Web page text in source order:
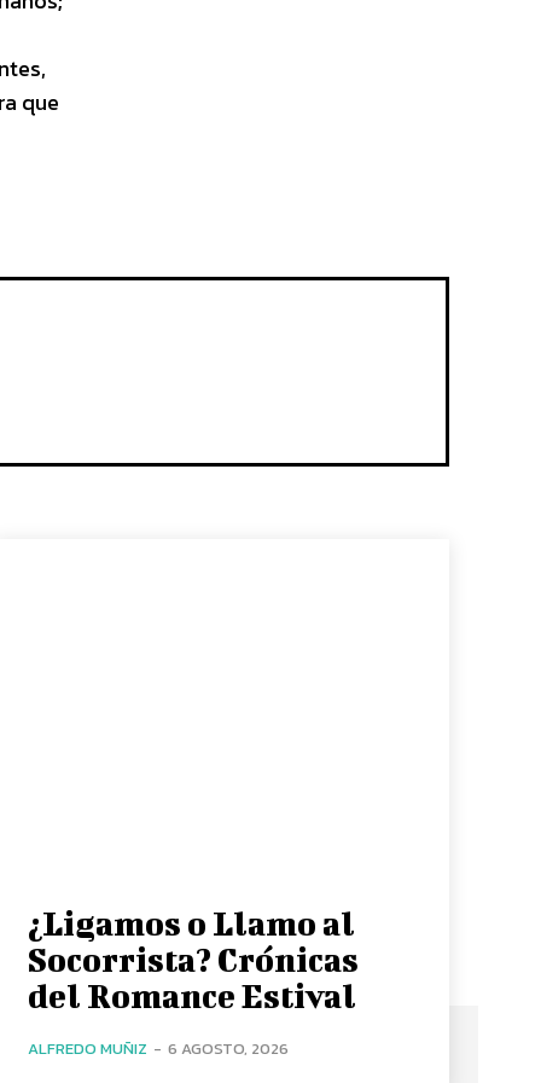
que
¿Ligamos o Llamo al
Socorrista? Crónicas
del Romance Estival
ALFREDO MUÑIZ - 6 AGOSTO, 2026